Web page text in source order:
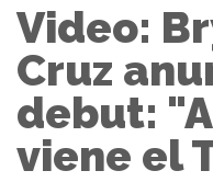
Video:
Cruz
debut:
viene el